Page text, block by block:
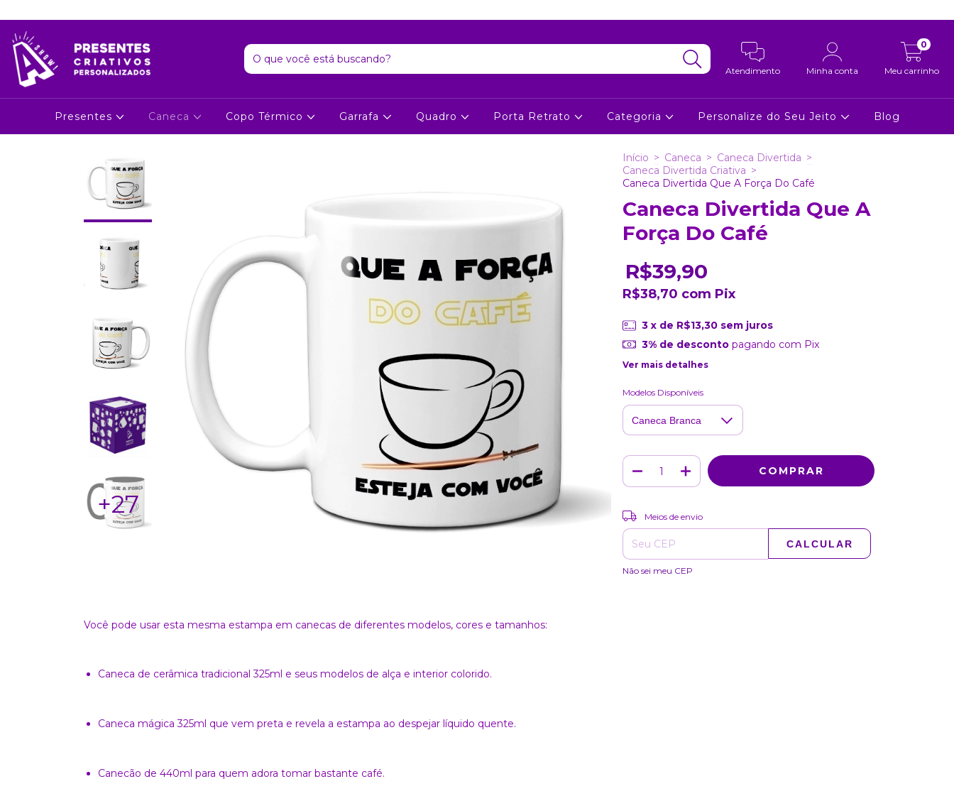
Atendimento Minha conta Meu carrinho
0
Presentes Caneca Copo Térmico Garrafa Quadro Porta Retrato Categoria Personalize do Seu Jeito Blog
+27
Você pode usar esta mesma estampa em canecas de diferentes modelos, cores e tamanhos:
Caneca de cerâmica tradicional 325ml e seus modelos de alça e interior colorido.
Caneca mágica 325ml que vem preta e revela a estampa ao despejar líquido quente.
Canecão de 440ml para quem adora tomar bastante café.
Início > Caneca > Caneca Divertida >
Caneca Divertida Criativa >
Caneca Divertida Que A Força Do Café
Caneca Divertida Que A
Força Do Café
R$39,90
R$38,70 com Pix
3 x de R$13,30 sem juros
3% de descontopagando com Pix
Ver mais detalhes
Modelos Disponíveis
Entregas para o CEP:
Meios de envio
CALCULAR
Não sei meu CEP